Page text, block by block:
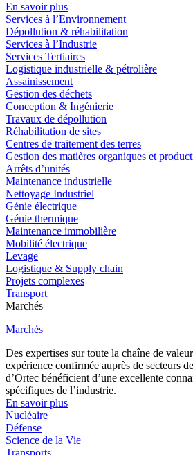
En savoir plus
Services à l’Environnement
Dépollution & réhabilitation
Services à l’Industrie
Services Tertiaires
Logistique industrielle & pétrolière
Assainissement
Gestion des déchets
Conception & Ingénierie
Travaux de dépollution
Réhabilitation de sites
Centres de traitement des terres
Gestion des matières organiques et
Arrêts d’unités
Maintenance industrielle
Nettoyage Industriel
Génie électrique
Génie thermique
Maintenance immobilière
Mobilité électrique
Levage
Logistique & Supply chain
Projets complexes
Transport
Marchés
Marchés
Des expertises sur toute la chaîne de
expérience confirmée auprès de secteurs
d’Ortec bénéficient d’une excellente
spécifiques de l’industrie.
En savoir plus
Nucléaire
Défense
Science de la Vie